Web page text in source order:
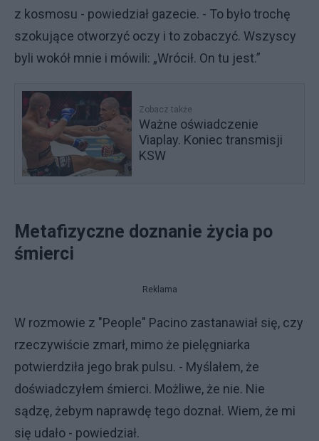
z kosmosu - powiedział gazecie. - To było trochę
szokujące otworzyć oczy i to zobaczyć. Wszyscy
byli wokół mnie i mówili: „Wrócił. On tu jest.”
Zobacz także
Ważne oświadczenie
Viaplay. Koniec transmisji
KSW
Metafizyczne doznanie życia po
śmierci
Reklama
W rozmowie z "People" Pacino zastanawiał się, czy
rzeczywiście zmarł, mimo że pielęgniarka
potwierdziła jego brak pulsu. - Myślałem, że
doświadczyłem śmierci. Możliwe, że nie. Nie
sądzę, żebym naprawdę tego doznał. Wiem, że mi
się udało - powiedział.